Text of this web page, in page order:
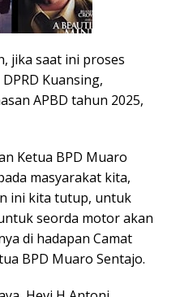
jika saat ini proses
Kuansing,
APBD tahun 2025,
Ketua BPD Muaro
masyarakat kita,
ini kita tutup, untuk
seorda motor akan
di hadapan Camat
BPD Muaro Sentajo.